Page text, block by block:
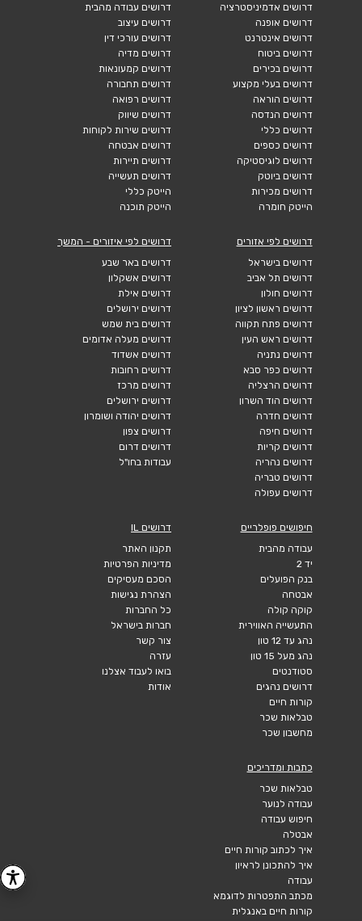
דרושים אדמיניסטרציה
דרושים אופנה
דרושים אינטרנט
דרושים ביטוח
דרושים בכירים
דרושים בעלי מקצוע
דרושים הוראה
דרושים הנדסה
דרושים כללי
דרושים כספים
דרושים לוגיסטיקה
דרושים ביוטק
דרושים מכירות
הייטק חומרה
דרושים עבודה מהבית
דרושים עיצוב
דרושים עורכי דין
דרושים מדיה
דרושים קמעונאות
דרושים תחבורה
דרושים רפואה
דרושים שיווק
דרושים שירות לקוחות
דרושים אבטחה
דרושים תיירות
דרושים תעשייה
הייטק כללי
הייטק תוכנה
דרושים לפי אזורים
דרושים בישראל
דרושים תל אביב
דרושים חולון
דרושים ראשון לציון
דרושים פתח תקווה
דרושים ראש העין
דרושים נתניה
דרושים כפר סבא
דרושים הרצליה
דרושים הוד השרון
דרושים חדרה
דרושים חיפה
דרושים קריות
דרושים נהריה
דרושים טבריה
דרושים עפולה
דרושים לפי איזורים - המשך
דרושים באר שבע
דרושים אשקלון
דרושים אילת
דרושים ירושלים
דרושים בית שמש
דרושים מעלה אדומים
דרושים אשדוד
דרושים רחובות
דרושים מרכז
דרושים ירושלים
דרושים יהודה ושומרון
דרושים צפון
דרושים דרום
עבודות בחו"ל
חיפושים פופלריים
עבודה מהבית
יד 2
בנק הפועלים
אבטחה
קוקה קולה
התעשייה האווירית
נהג עד 12 טון
נהג מעל 15 טון
סטודנטים
דרושים נהגים
קורות חיים
טבלאות שכר
מחשבון שכר
דרושים IL
תקנון האתר
מדיניות הפרטיות
הסכם מעסיקים
הצהרת נגישות
כל החברות
חברות בישראל
צור קשר
עזרה
בואו לעבוד אצלנו
אודות
כתבות ומדריכים
טבלאות שכר
עבודה לנוער
חיפוש עבודה
אבטלה
איך לכתוב קורות חיים
איך להתכונן לראיון
עבודה
מכתב התפטרות לדוגמא
קורות חיים באנגלית